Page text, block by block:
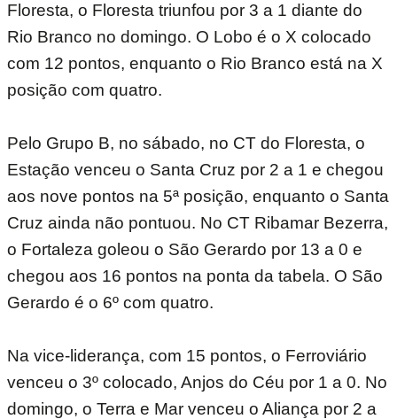
Floresta, o Floresta triunfou por 3 a 1 diante do
Rio Branco no domingo. O Lobo é o X colocado
com 12 pontos, enquanto o Rio Branco está na X
posição com quatro.
Pelo Grupo B, no sábado, no CT do Floresta, o
Estação venceu o Santa Cruz por 2 a 1 e chegou
aos nove pontos na 5ª posição, enquanto o Santa
Cruz ainda não pontuou. No CT Ribamar Bezerra,
o Fortaleza goleou o São Gerardo por 13 a 0 e
chegou aos 16 pontos na ponta da tabela. O São
Gerardo é o 6º com quatro.
Na vice-liderança, com 15 pontos, o Ferroviário
venceu o 3º colocado, Anjos do Céu por 1 a 0. No
domingo, o Terra e Mar venceu o Aliança por 2 a